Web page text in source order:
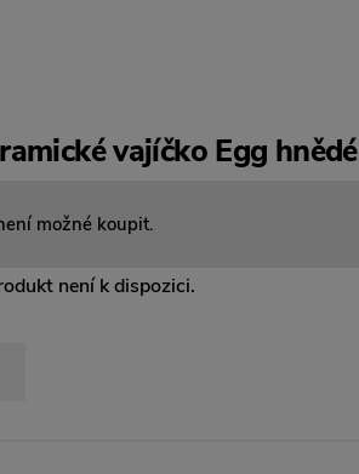
vajíčko Egg hnědé
možné koupit.
není k dispozici.